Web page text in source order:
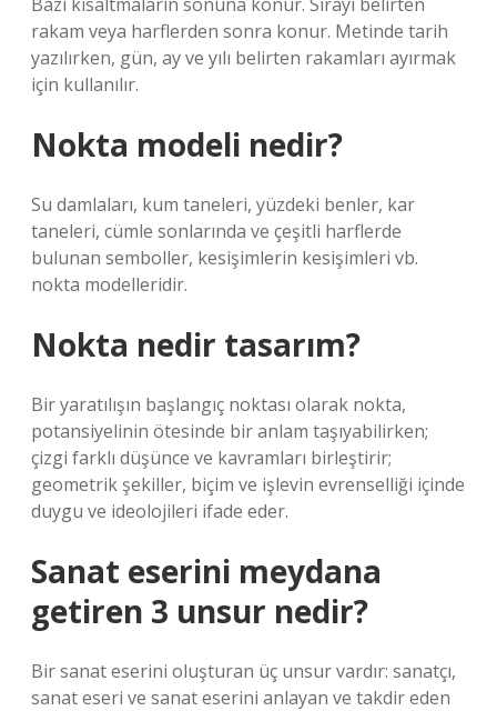
rakam veya harflerden sonra konur. Metinde tarih
yazılırken, gün, ay ve yılı belirten rakamları ayırmak
için kullanılır.
Nokta modeli nedir?
Su damlaları, kum taneleri, yüzdeki benler, kar
taneleri, cümle sonlarında ve çeşitli harflerde
bulunan semboller, kesişimlerin kesişimleri vb.
nokta modelleridir.
Nokta nedir tasarım?
Bir yaratılışın başlangıç ​​noktası olarak nokta,
potansiyelinin ötesinde bir anlam taşıyabilirken;
çizgi farklı düşünce ve kavramları birleştirir;
geometrik şekiller, biçim ve işlevin evrenselliği içinde
duygu ve ideolojileri ifade eder.
Sanat eserini meydana
getiren 3 unsur nedir?
Bir sanat eserini oluşturan üç unsur vardır: sanatçı,
sanat eseri ve sanat eserini anlayan ve takdir eden